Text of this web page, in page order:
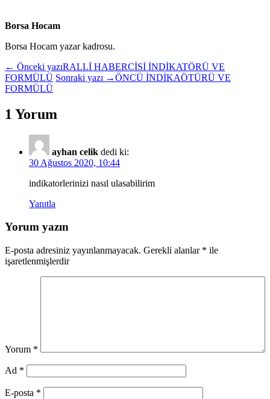
Borsa Hocam
Borsa Hocam yazar kadrosu.
← Önceki yazıRALLİ HABERCİSİ İNDİKATÖRÜ VE
FORMÜLÜ Sonraki yazı →ÖNCÜ İNDİKAÖTÜRÜ VE
FORMÜLÜ
1 Yorum
ayhan celik dedi ki:
30 Ağustos 2020, 10:44
indikatorlerinizi nasıl ulasabilirim
Yanıtla
Yorum yazın
E-posta adresiniz yayınlanmayacak. Gerekli alanlar * ile
işaretlenmişlerdir
Yorum *
Ad *
E-posta *